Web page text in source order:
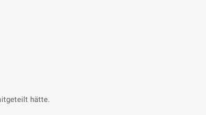
hätte.